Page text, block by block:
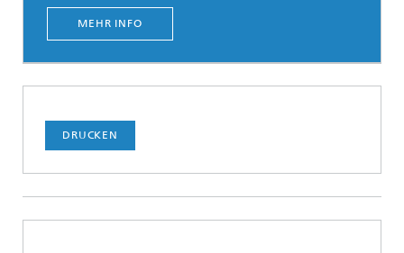
MEHR INFO
DRUCKEN